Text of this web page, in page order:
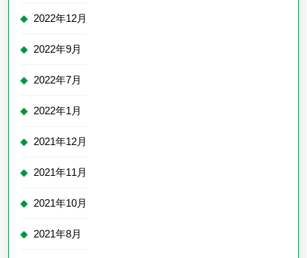
2022年12月
2022年9月
2022年7月
2022年1月
2021年12月
2021年11月
2021年10月
2021年8月